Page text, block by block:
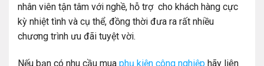
nhân viên tận tâm với nghề, hỗ trợ cho khách hàng cực
kỳ nhiệt tình và cụ thể, đồng thời đưa ra rất nhiều
chương trình ưu đãi tuyệt vời.
Nếu bạn có nhu cầu mua phụ kiện công nghiệp hãy liên